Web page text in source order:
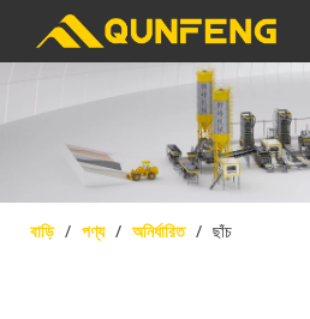
বাড়ি / পণ্য / অনির্ধারিত / ছাঁচ